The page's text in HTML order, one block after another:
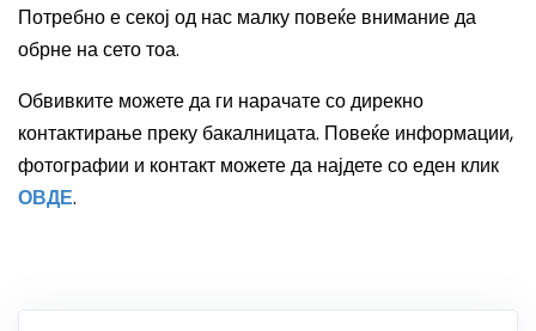
Потребно е секој од нас малку повеќе внимание да
обрне на сето тоа.
Обвивките можете да ги нарачате со дирекно
контактирање преку бакалницата. Повеќе информации,
фотографии и контакт можете да најдете со еден клик
ОВДЕ.